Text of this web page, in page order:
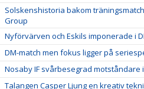
Solskenshistoria bakom
Group
Nyförvärven och Eskils imponerade i
DM-match men fokus ligger på
Nosaby IF svårbesegrad motståndare
Talangen Casper Ljung en kreativ